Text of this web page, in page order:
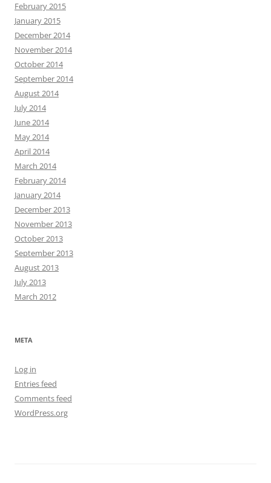
February 2015
January 2015
December 2014
November 2014
October 2014
September 2014
August 2014
July 2014
June 2014
May 2014
April 2014
March 2014
February 2014
January 2014
December 2013
November 2013
October 2013
September 2013
August 2013
July 2013
March 2012
META
Log in
Entries feed
Comments feed
WordPress.org